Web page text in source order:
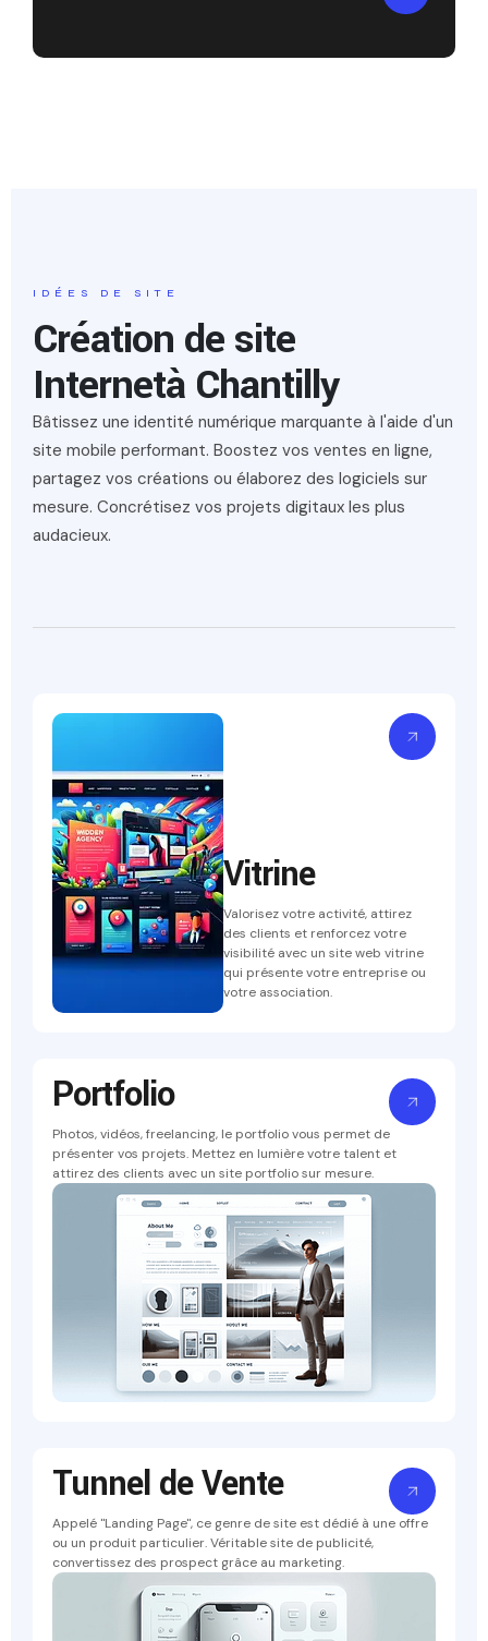
IDÉES DE SITE
Création de site
Internetà Chantilly
Bâtissez une identité numérique marquante à l'aide d'un
site mobile performant. Boostez vos ventes en ligne,
partagez vos créations ou élaborez des logiciels sur
mesure. Concrétisez vos projets digitaux les plus
audacieux.
Vitrine
Valorisez votre activité, attirez
des clients et renforcez votre
visibilité avec un site web vitrine
qui présente votre entreprise ou
votre association.
Portfolio
Photos, vidéos, freelancing, le portfolio vous permet de
présenter vos projets. Mettez en lumière votre talent et
attirez des clients avec un site portfolio sur mesure.
Tunnel de Vente
Appelé "Landing Page", ce genre de site est dédié à une offre
ou un produit particulier. Véritable site de publicité,
convertissez des prospect grâce au marketing.